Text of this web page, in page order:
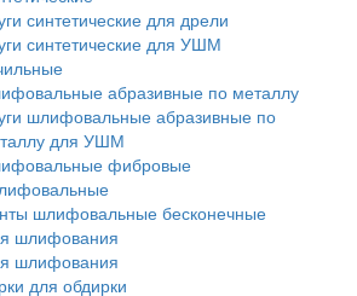
синтетические для дрели
синтетические для УШМ
абразивные по металлу
шлифовальные абразивные по
для УШМ
фибровые
шлифовальные бесконечные
шлифования
шлифования
для обдирки